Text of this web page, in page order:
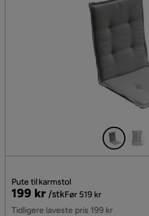
Pute til karmstol
Pris
199 kr /stk
Original
Pris
Før 519 kr
Tidligere laveste pris 199 kr